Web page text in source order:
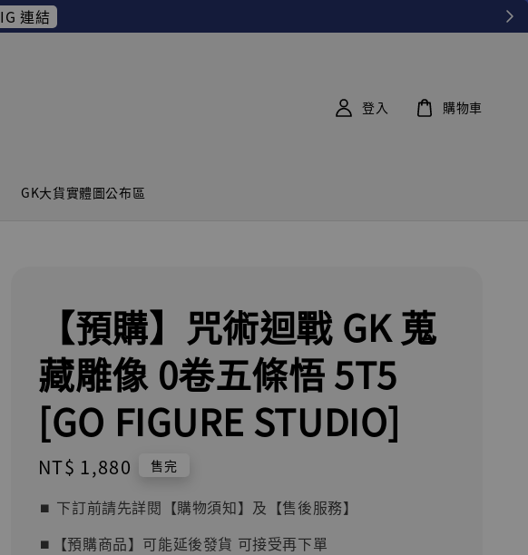
IG 連結
GK大貨實體圖公布區
登入 購物車
【預購】咒術迴戰 GK 蒐
藏雕像 0卷五條悟 5T5
[GO FIGURE STUDIO]
Regular
price
NT$ 1,880 售完
⏹︎ 下訂前請先詳閱【購物須知】及【售後服務】
⏹︎【預購商品】可能延後發貨 可接受再下單